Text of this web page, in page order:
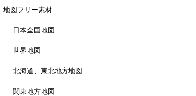
地図フリー素材
日本全国地図
世界地図
北海道、東北地方地図
関東地方地図